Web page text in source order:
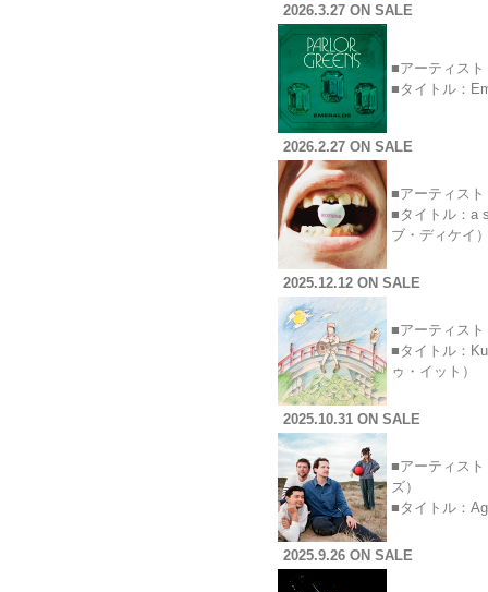
2026.3.27 ON SALE
■アーティス
■タイトル：
2026.2.27 ON SALE
■アーティス
■タイトル：a
ブ・ディケイ
2025.12.12 ON SALE
■アーティス
■タイトル：
ゥ・イット）
2025.10.31 ON SALE
■アーティス
ズ）
■タイトル：
2025.9.26 ON SALE